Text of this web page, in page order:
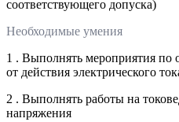
соответствующего допуска)
Необходимые умения
1 . Выполнять мероприятия по
от действия электрического
2 . Выполнять работы на
напряжения